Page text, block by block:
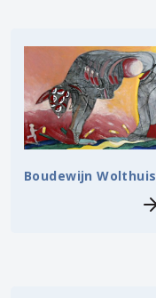
Boudewijn Wolthuis